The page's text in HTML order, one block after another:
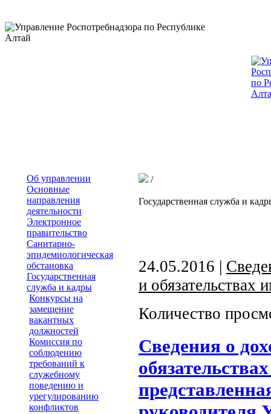
Об управлении
Основные
направления
деятельности
Электронное
правительство
Санитарно-
эпидемиологическая
обстановка
Государственная
служба и кадры
Конкурсы на
замещение
вакантных
должностей
Комиссия по
соблюдению
требований к
служебному
поведению и
урегулированию
конфликтов
/
Государственная служба и
24.05.2016 |
и обязательствах
Количество
Сведения о